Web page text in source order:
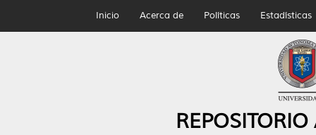
Inicio Acerca de Políticas Estadísticas